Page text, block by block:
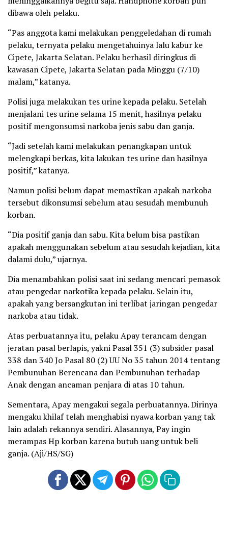
dibawa oleh pelaku.
“Pas anggota kami melakukan penggeledahan di rumah
pelaku, ternyata pelaku mengetahuinya lalu kabur ke
Cipete, Jakarta Selatan. Pelaku berhasil diringkus di
kawasan Cipete, Jakarta Selatan pada Minggu (7/10)
malam,” katanya.
Polisi juga melakukan tes urine kepada pelaku. Setelah
menjalani tes urine selama 15 menit, hasilnya pelaku
positif mengonsumsi narkoba jenis sabu dan ganja.
“Jadi setelah kami melakukan penangkapan untuk
melengkapi berkas, kita lakukan tes urine dan hasilnya
positif,” katanya.
Namun polisi belum dapat memastikan apakah narkoba
tersebut dikonsumsi sebelum atau sesudah membunuh
korban.
“Dia positif ganja dan sabu. Kita belum bisa pastikan
apakah menggunakan sebelum atau sesudah kejadian, kita
dalami dulu,” ujarnya.
Dia menambahkan polisi saat ini sedang mencari pemasok
atau pengedar narkotika kepada pelaku. Selain itu,
apakah yang bersangkutan ini terlibat jaringan pengedar
narkoba atau tidak.
Atas perbuatannya itu, pelaku Apay terancam dengan
jeratan pasal berlapis, yakni Pasal 351 (3) subsider pasal
338 dan 340 Jo Pasal 80 (2) UU No 35 tahun 2014 tentang
Pembunuhan Berencana dan Pembunuhan terhadap
Anak dengan ancaman penjara di atas 10 tahun.
Sementara, Apay mengakui segala perbuatannya. Dirinya
mengaku khilaf telah menghabisi nyawa korban yang tak
lain adalah rekannya sendiri. Alasannya, Pay ingin
merampas Hp korban karena butuh uang untuk beli
ganja. (Aji/HS/SG)